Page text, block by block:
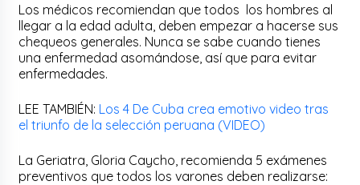
Los médicos recomiendan que todos los hombres al
llegar a la edad adulta, deben empezar a hacerse sus
chequeos generales. Nunca se sabe cuando tienes
una enfermedad asomándose, así que para evitar
enfermedades.
LEE TAMBIÉN: Los 4 De Cuba crea emotivo video tras
el triunfo de la selección peruana (VIDEO)
La Geriatra, Gloria Caycho, recomienda 5 exámenes
preventivos que todos los varones deben realizarse: